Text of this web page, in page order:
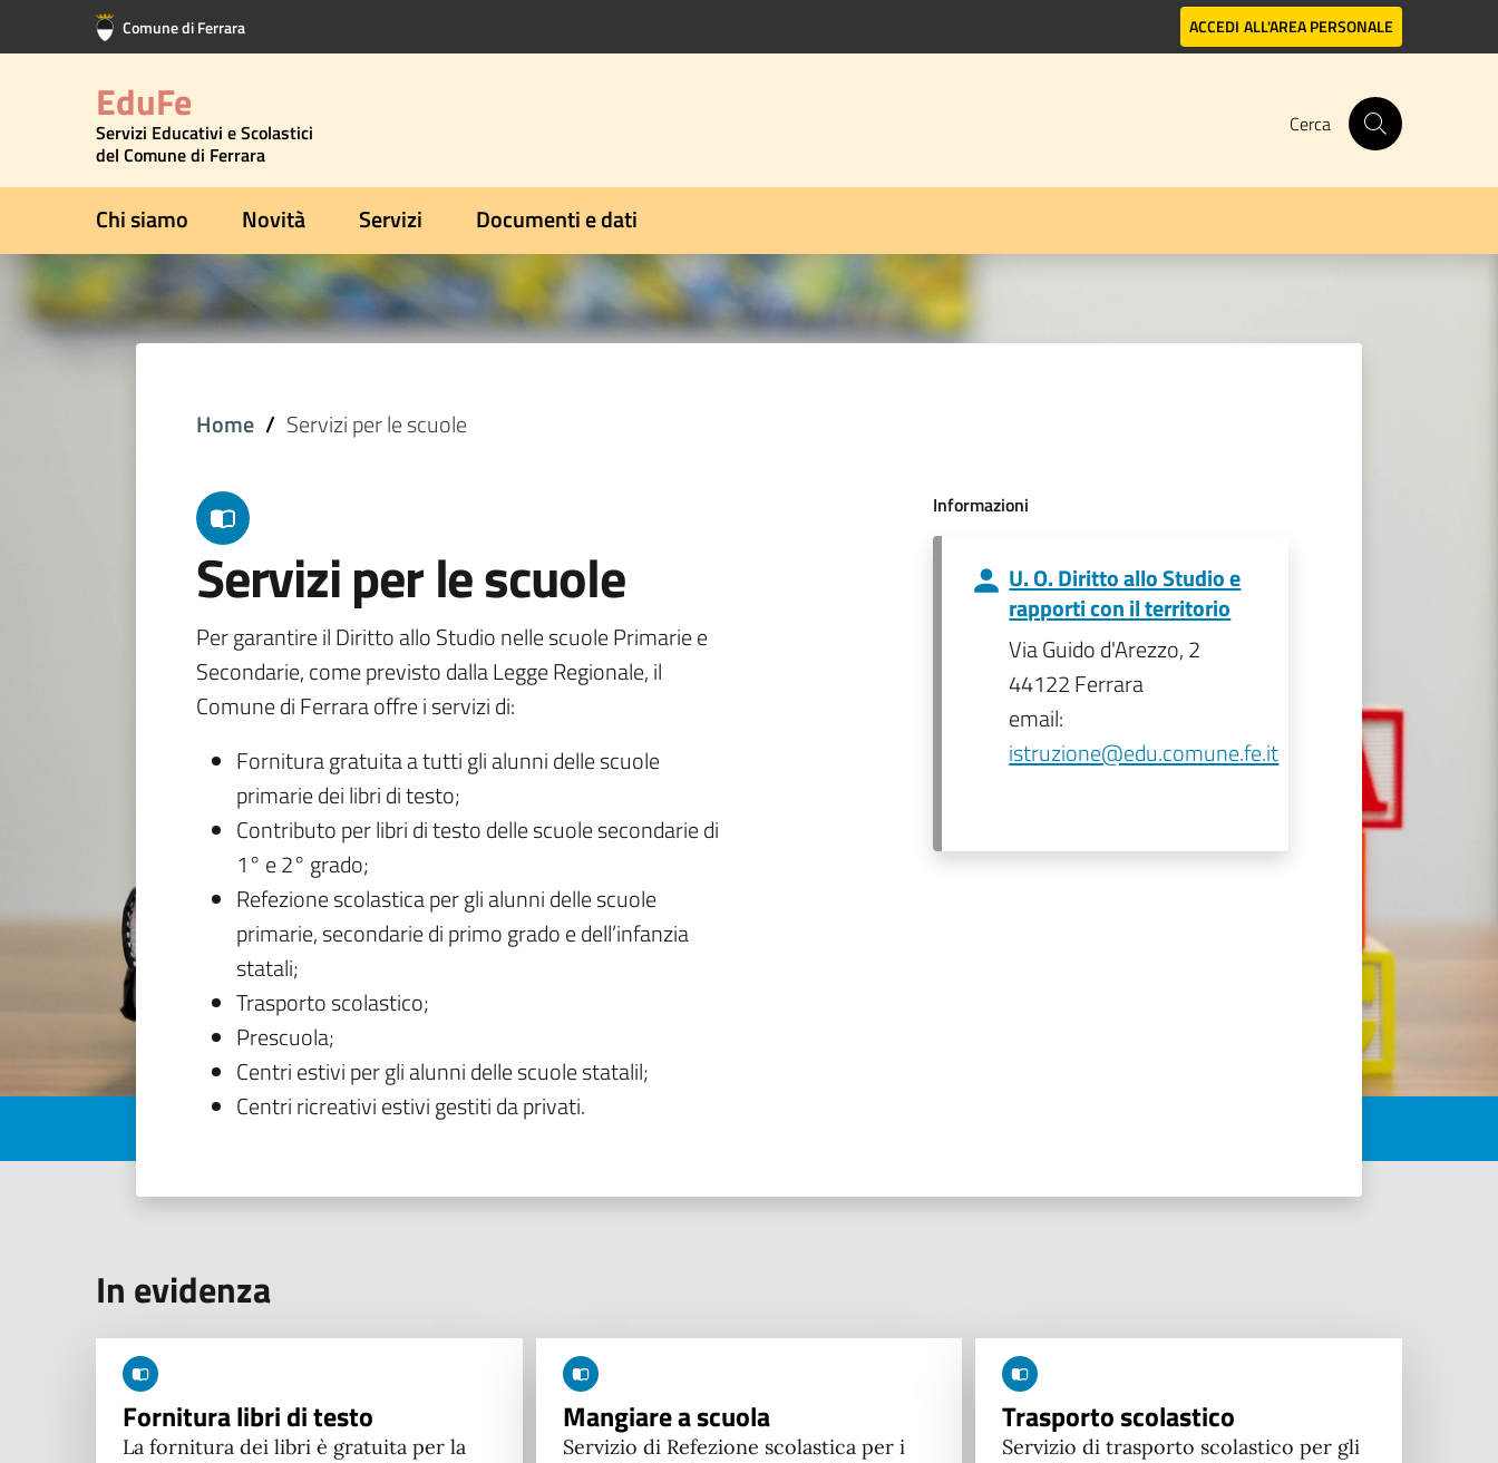
Vai al contenuto principale
Vai al footer Comune di Ferrara ACCEDI ALL'AREA PERSONALE
EduFe
Servizi Educativi e Scolastici
del Comune di Ferrara
Cerca
Chi siamo Novità Servizi Documenti e dati
Home Servizi per le scuole
Servizi per le scuole
Per garantire il Diritto allo Studio nelle scuole Primarie e
Secondarie, come previsto dalla Legge Regionale, il
Comune di Ferrara offre i servizi di:
Fornitura gratuita a tutti gli alunni delle scuole
primarie dei libri di testo;
Contributo per libri di testo delle scuole secondarie di
1° e 2° grado;
Refezione scolastica per gli alunni delle scuole
primarie, secondarie di primo grado e dell’infanzia
statali;
Trasporto scolastico;
Prescuola;
Centri estivi per gli alunni delle scuole statalil;
Centri ricreativi estivi gestiti da privati.
Informazioni
U. O. Diritto allo Studio e
rapporti con il territorio
Via Guido d'Arezzo, 2
44122 Ferrara
email:
istruzione@edu.comune.fe.it
In evidenza
Fornitura libri di testo
La fornitura dei libri è gratuita per la
Mangiare a scuola
Servizio di Refezione scolastica per i
Trasporto scolastico
Servizio di trasporto scolastico per gli